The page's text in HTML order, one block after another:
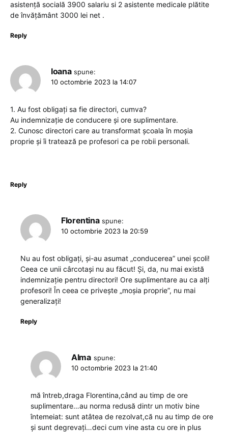
asistență socială 3900 salariu si 2 asistente medicale plătite
de învățământ 3000 lei net .
Reply
Ioana spune:
10 octombrie 2023 la 14:07
1. Au fost obligați sa fie directori, cumva?
Au indemnizație de conducere și ore suplimentare.
2. Cunosc directori care au transformat școala în moșia
proprie și îi tratează pe profesori ca pe robii personali.
Reply
Florentina spune:
10 octombrie 2023 la 20:59
Nu au fost obligați, și-au asumat „conducerea” unei școli!
Ceea ce unii cârcotași nu au făcut! Și, da, nu mai există
indemnizație pentru directori! Ore suplimentare au ca alți
profesori! În ceea ce privește „moșia proprie”, nu mai
generalizați!
Reply
Alma spune:
10 octombrie 2023 la 21:40
mă întreb,draga Florentina,când au timp de ore
suplimentare…au norma redusă dintr un motiv bine
întemeiat: sunt atâtea de rezolvat,că nu au timp de ore
și sunt degrevați…deci cum vine asta cu ore in plus